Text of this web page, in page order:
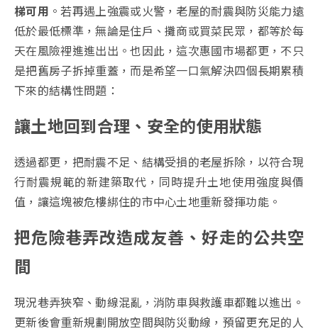
梯可用 。若再遇上強震或火警，老屋的耐震與防災能力遠
低於最低標準，無論是住戶、攤商或買菜民眾，都等於每
天在風險裡進進出出。也因此，這次惠國市場都更，不只
是把舊房子拆掉重蓋，而是希望一口氣解決四個長期累積
下來的結構性問題：
讓土地回到合理、安全的使用狀態
透過都更，把耐震不足、結構受損的老屋拆除，以符合現
行耐震規範的新建築取代，同時提升土地使用強度與價
值，讓這塊被危樓綁住的市中心土地重新發揮功能。
把危險巷弄改造成友善、好走的公共空
間
現況巷弄狹窄、動線混亂，消防車與救護車都難以進出。
更新後會重新規劃開放空間與防災動線，預留更充足的人